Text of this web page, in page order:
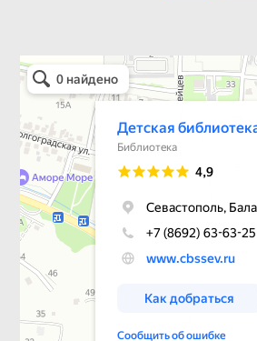
Детская библиотека-филиал № 9
Библиотека в Севастополе